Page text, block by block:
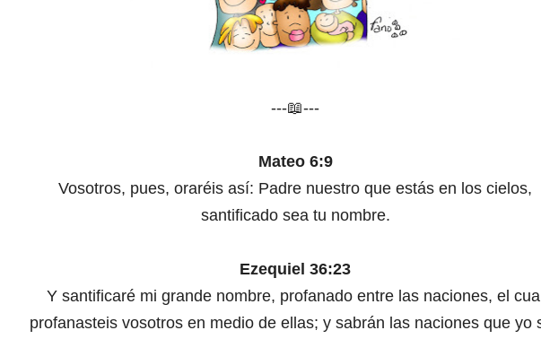
---📖---
Mateo 6:9
Vosotros, pues, oraréis así: Padre nuestro que estás en los cielos,
santificado sea tu nombre.
Ezequiel 36:23
Y santificaré mi grande nombre, profanado entre las naciones, el
profanasteis vosotros en medio de ellas; y sabrán las naciones que yo